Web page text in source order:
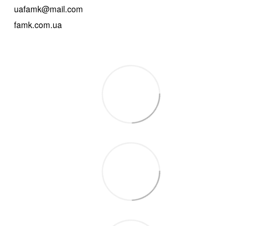
uafamk@mail.com
famk.com.ua